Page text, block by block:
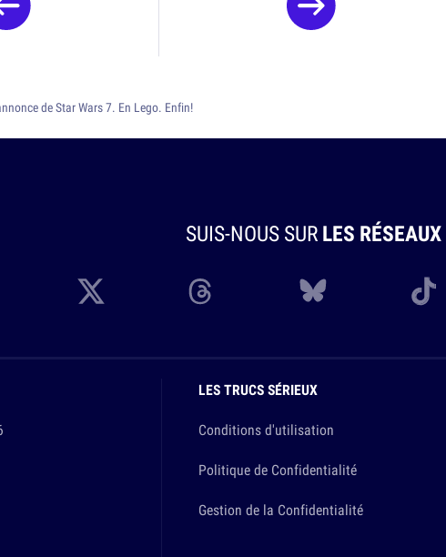
de Star Wars 7. En Lego. Enfin!
SUIS-NOUS SURLES RÉSEAUX
LES TRUCS SÉRIEUX
Conditions d'utilisation
Politique de Confidentialité
Gestion de la Confidentialité